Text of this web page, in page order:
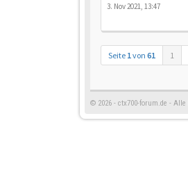
3. Nov 2021, 13:47
Seite 1von 61 1
© 2026 - ctx700-forum.de -